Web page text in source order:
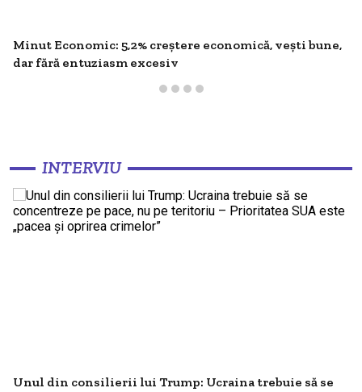
Minut Economic: 5,2% creștere economică, vești bune,
dar fără entuziasm excesiv
INTERVIU
Unul din consilierii lui Trump: Ucraina trebuie să se